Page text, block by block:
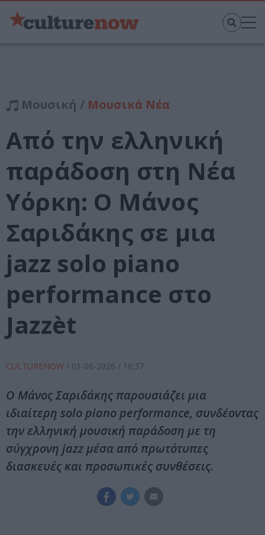
Μουσική / Μουσικά Νέα
Από την ελληνική
παράδοση στη Νέα
Υόρκη: Ο Μάνος
Σαριδάκης σε μια
jazz solo piano
performance στο
Jazzèt
CULTURENOW / 01-06-2026 / 16:37
Ο Μάνος Σαριδάκης παρουσιάζει μια
ιδιαίτερη solo piano performance, συνδέοντας
την ελληνική μουσική παράδοση με τη
σύγχρονη jazz μέσα από πρωτότυπες
διασκευές και προσωπικές συνθέσεις.